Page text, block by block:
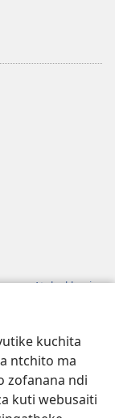
kuchita
ntchito ma
zofanana ndi
kuti webusaiti
Atolankhani